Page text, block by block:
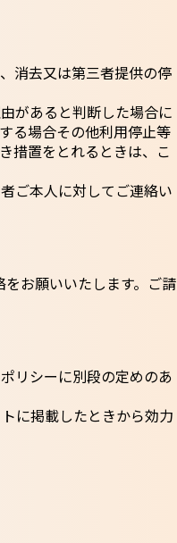
消去又は第三者提供の停
があると判断した場合に
る場合その他利用停止等
措置をとれるときは、こ
ご本人に対してご連絡い
お願いいたします。ご請
リシーに別段の定めのあ
に掲載したときから効力